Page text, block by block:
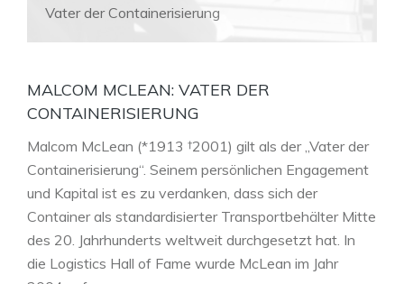
Vater der Containerisierung
MALCOM MCLEAN: VATER DER
CONTAINERISIERUNG
Malcom McLean (*1913 †2001) gilt als der „Vater der
Containerisierung“. Seinem persönlichen Engagement
und Kapital ist es zu verdanken, dass sich der
Container als standardisierter Transportbehälter Mitte
des 20. Jahrhunderts weltweit durchgesetzt hat. In
die Logistics Hall of Fame wurde McLean im Jahr